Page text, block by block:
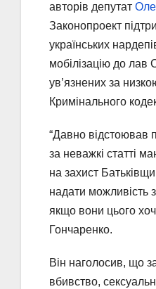
авторів депутат
Законопроект
українських
мобілізацію до лав
ув’язнених за
Кримінального
“Давно відстоював
за неважкі статті
на захист
надати можливість
якщо вони цього
Гончаренко.
Він наголосив, що
вбивство,